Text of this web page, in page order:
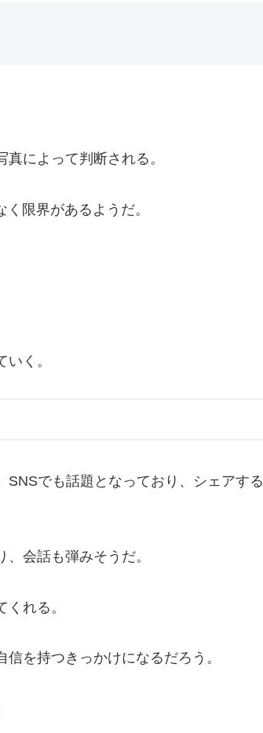
によって判断される。
限界があるようだ。
く。
でも話題となっており、シェアする
会話も弾みそうだ。
れる。
を持つきっかけになるだろう。